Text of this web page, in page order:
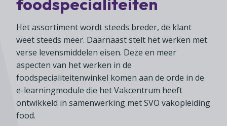
Duurzaamheid
Franchise
Innovatie
Klanten
Ondernemerschap
Branches overzicht
Supermarkten
Foodspecialiteitenwinkels
Biologische speciaalzaken
Drogisterijen
Drankenspeciaalzaken
Advies
Advies overzicht
Bedrijfsjuridisch advies
Bedrijfseconomisch advies
Franchise advies
Verenigingsondersteuning
Vakcentrum Expertise
Vakcentrum Expertise overzicht
Belangenbehartiging
Advies
Over Vakcentrum
Over Vakcentrum overzicht
foodspecialiteiten
Het assortiment wordt steeds breder, de klant
weet steeds meer. Daarnaast stelt het werken met
verse levensmiddelen eisen. Deze en meer
aspecten van het werken in de
foodspecialiteitenwinkel komen aan de orde in de
e-learningmodule die het Vakcentrum heeft
ontwikkeld in samenwerking met SVO vakopleiding
food.